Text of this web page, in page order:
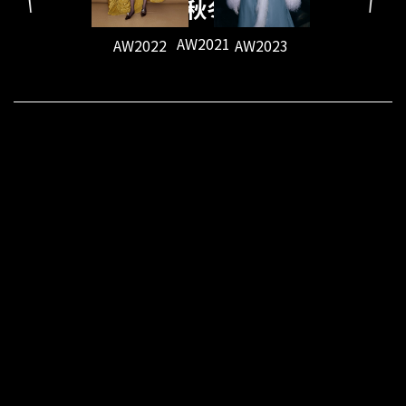
2021秋冬系列
AW2021
AW2022 AW2023